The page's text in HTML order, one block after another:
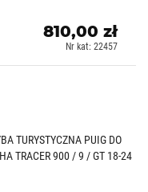
810,00 zł
Nr kat: 22457
TURYSTYCZNA PUIG DO
TRACER 900 / 9 / GT 18-24